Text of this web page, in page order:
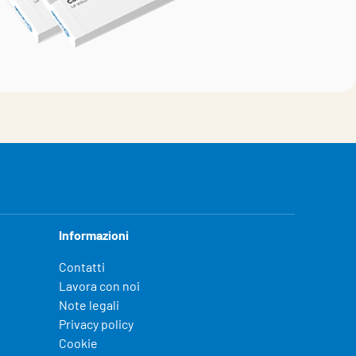
Informazioni
Contatti
Lavora con noi
Note legali
Privacy policy
Cookie